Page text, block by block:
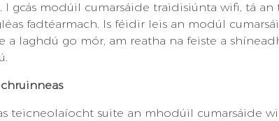
gcás modúil cumarsáide traidisiúnta wifi, tá an
fadtéarmach. Is féidir leis an modúl
a laghdú go mór, am reatha na feiste a
teicneolaíocht suite an mhodúil cumarsáide